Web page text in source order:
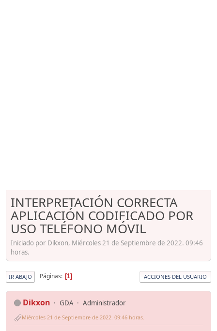
INTERPRETACIÓN CORRECTA
APLICACIÓN CODIFICADO POR
USO TELÉFONO MÓVIL
Iniciado por Dikxon, Miércoles 21 de Septiembre de 2022. 09:46
horas.
IR ABAJO Páginas 1 ACCIONES DEL USUARIO
Dikxon GDA Administrador
Miércoles 21 de Septiembre de 2022. 09:46 horas.